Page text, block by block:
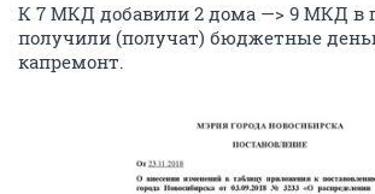
К 7 МКД добавили 2 дома —> 9 МКД в
получили (получат) бюджетные
капремонт.